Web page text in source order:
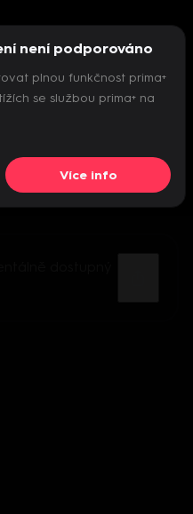
přehrávač
není podporováno
plnou funkčnost prima+
se službou prima+ na
Více info